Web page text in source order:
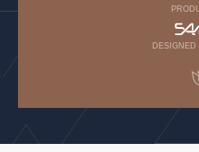
DESIGNED